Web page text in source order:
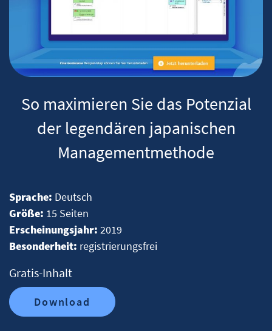
So maximieren Sie das Potenzial
der legendären japanischen
Managementmethode
Sprache: Deutsch
Größe: 15 Seiten
Erscheinungsjahr: 2019
Besonderheit: registrierungsfrei
Gratis-Inhalt
Download